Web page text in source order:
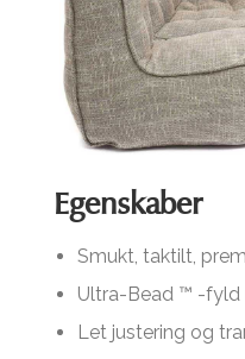
Egenskaber
Smukt, taktilt,
Ultra-Bead ™ -fyld
Let justering og